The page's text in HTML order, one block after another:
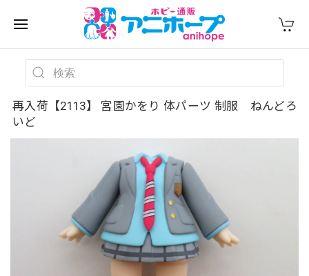
再入荷【2113】 宮園かをり 体パーツ 制服 ねんどろ
いど